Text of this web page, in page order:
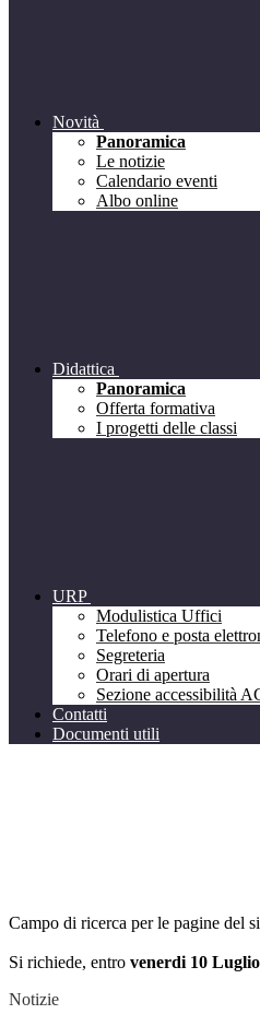
Novità
Panoramica
Le notizie
Calendario eventi
Albo online
Didattica
Panoramica
Offerta formativa
I progetti delle classi
URP
Modulistica Uffici
Telefono e posta
Segreteria
Orari di apertura
Sezione accessibilità
Contatti
Documenti utili
Campo di ricerca per le pagine del
Si richiede, entro venerdi 10 Luglio
Notizie